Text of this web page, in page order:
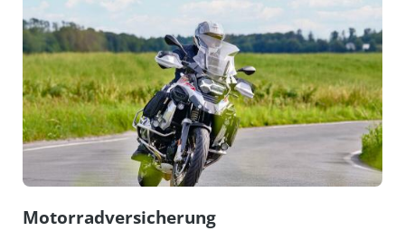
Motorrad­versicherung